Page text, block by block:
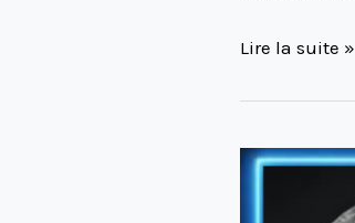
Lire la suite »
Actualités